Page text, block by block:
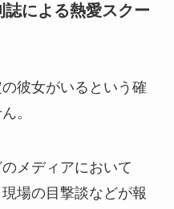
による熱愛スクー
彼女がいるという確
。
メディアにおいて
場の目撃談などが報